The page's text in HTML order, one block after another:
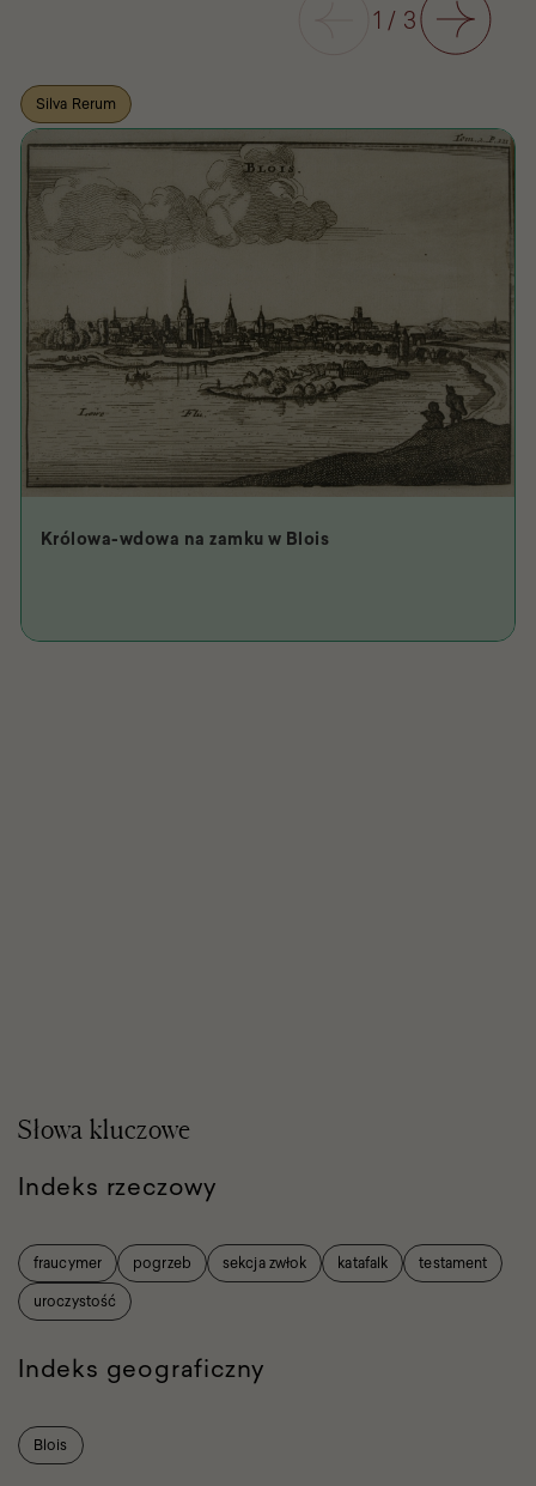
1 / 3 Następny
Silva Rerum
Królowa-wdowa na zamku w Blois
Słowa kluczowe
Indeks rzeczowy
fraucymer pogrzeb sekcja zwłok katafalk
testament
uroczystość
Indeks geograficzny
Blois